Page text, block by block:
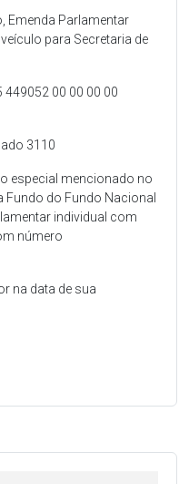
Emenda Parlamentar
para Secretaria de
00 00 00 00
3110
especial mencionado no
Fundo do Fundo Nacional
individual com
número
na data de sua